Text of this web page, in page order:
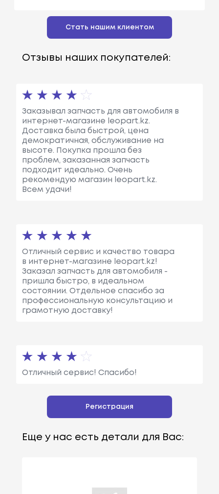
Стать нашим клиентом
Отзывы наших покупателей:
Заказывал запчасть для автомобиля в
интернет-магазине leopart.kz.
Доставка была быстрой, цена
демократичная, обслуживание на
высоте. Покупка прошла без
проблем, заказанная запчасть
подходит идеально. Очень
рекомендую магазин leopart.kz.
Всем удачи!
Отличный сервис и качество товара
в интернет-магазине leopart.kz!
Заказал запчасть для автомобиля -
пришла быстро, в идеальном
состоянии. Отдельное спасибо за
профессиональную консультацию и
грамотную доставку!
Отличный сервис! Спасибо!
Регистрация
Еще у нас есть детали для Вас: